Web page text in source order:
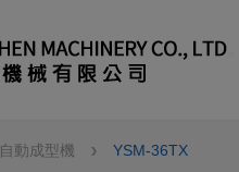
自動成型機 YSM-36TX